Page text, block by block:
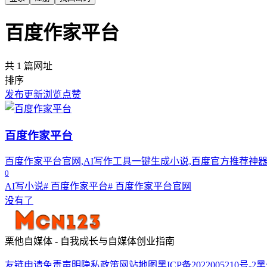
百度作家平台
共 1 篇网址
排序
发布更新浏览点赞
百度作家平台
百度作家平台官网,AI写作工具一键生成小说,百度官方推荐神器
0
AI写小说# 百度作家平台# 百度作家平台官网
没有了
栗他自媒体 - 自我成长与自媒体创业指南